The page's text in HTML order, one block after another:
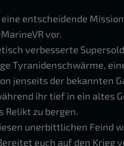
entscheidende
vor.
verbesserte
Tyranidenschwärme,
jenseits der bekannten
ihr tief in ein altes
Relikt zu bergen.
unerbittlichen Feind
euch auf den Krieg